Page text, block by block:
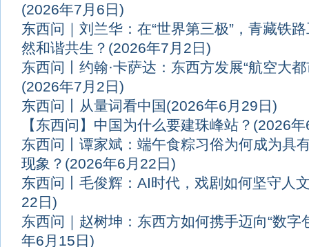
(2026年7月6日)
东西问｜刘兰华：在“世界第三极”，青藏铁
然和谐共生？ (2026年7月2日)
东西问丨约翰·卡萨达：东西方发展“航空大
(2026年7月2日)
东西问丨从量词看中国(2026年6月29日)
【东西问】中国为什么要建珠峰站？ (2026
东西问丨谭家斌：端午食粽习俗为何成为具
现象？ (2026年6月22日)
东西问丨毛俊辉：AI时代，戏剧如何坚守人
22日)
东西问｜赵树坤：东西方如何携手迈向“数字
年6月15日)